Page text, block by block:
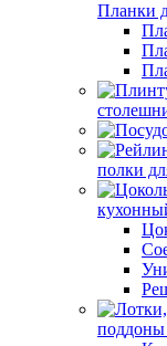
Планки
полки
поддоны